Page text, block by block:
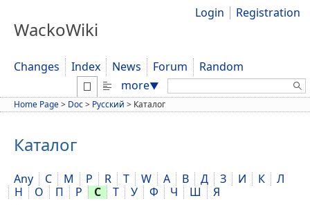
WackoWiki
Login Registration
Changes Index News Forum
Random
more▼ Search:
Home Page> Doc> Русский > Каталог
Каталог
Any C M P R T W А В Д З И К
Л
Н
О П Р С Т У Ф Ч Ш
Я